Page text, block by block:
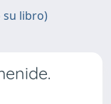
su libro)